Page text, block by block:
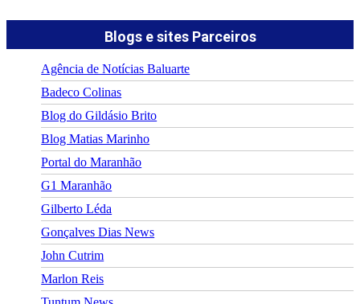
Blogs e sites Parceiros
Agência de Notícias Baluarte
Badeco Colinas
Blog do Gildásio Brito
Blog Matias Marinho
Portal do Maranhão
G1 Maranhão
Gilberto Léda
Gonçalves Dias News
John Cutrim
Marlon Reis